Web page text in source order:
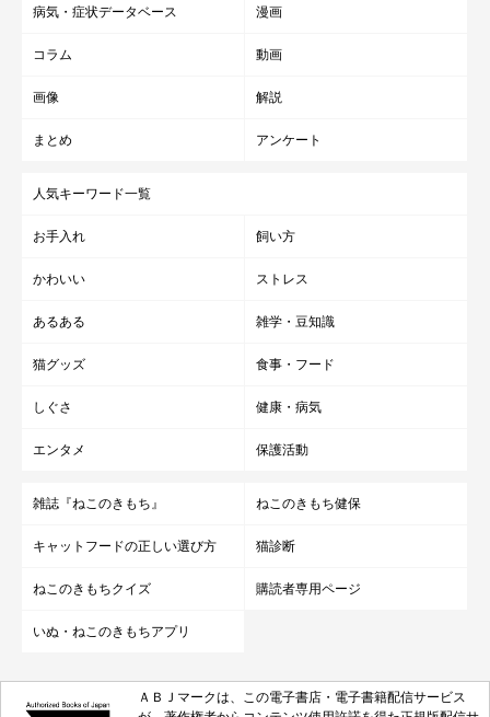
病気・症状データベース 漫画
コラム 動画
画像 解説
まとめ アンケート
人気キーワード一覧
お手入れ 飼い方
かわいい ストレス
あるある 雑学・豆知識
猫グッズ 食事・フード
しぐさ 健康・病気
エンタメ 保護活動
雑誌『ねこのきもち』 ねこのきもち健保
キャットフードの正しい選び方 猫診断
ねこのきもちクイズ 購読者専用ページ
いぬ・ねこのきもちアプリ
ＡＢＪマークは、この電子書店・電子書籍配信サービス